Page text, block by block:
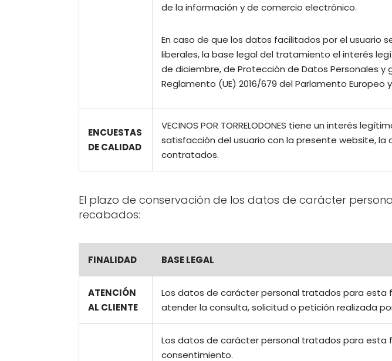
de la información y de comercio electrónico.
En caso de que los datos facilitados por el usuario
liberales, la base legal del tratamiento el interés
de diciembre, de Protección de Datos Personales
Reglamento (UE) 2016/679 del Parlamento Europeo
ENCUESTAS
DE CALIDAD
VECINOS POR TORRELODONES tiene un interés
satisfacción del usuario con la presente website,
contratados.
El plazo de conservación de los datos de carácter
recabados:
FINALIDAD BASE LEGAL
ATENCIÓN
AL CLIENTE
Los datos de carácter personal tratados para esta
atender la consulta, solicitud o petición realizada
Los datos de carácter personal tratados para esta
consentimiento.